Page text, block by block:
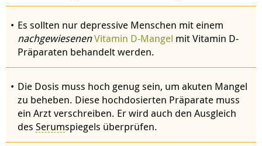
Es sollten nur depressive Menschen mit einem
nachgewiesenenVitamin D-Mangel mit Vitamin D-
Präparaten behandelt werden.
Die Dosis muss hoch genug sein, um akuten Mangel
zu beheben. Diese hochdosierten Präparate muss
ein Arzt verschreiben. Er wird auch den Ausgleich
des Serumspiegels überprüfen.